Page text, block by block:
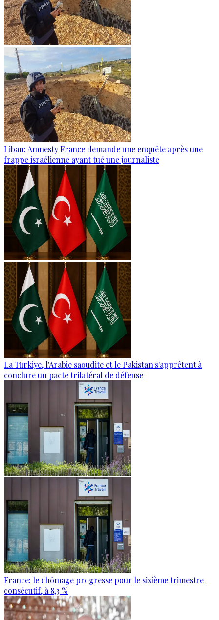
Liban: Amnesty France demande une enquête après une
frappe israélienne ayant tué une journaliste
La Türkiye, l'Arabie saoudite et le Pakistan s'apprêtent à
conclure un pacte trilatéral de défense
France: le chômage progresse pour le sixième trimestre
consécutif, à 8,3 %